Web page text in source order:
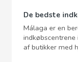
De bedste
Málaga er en
af butikker med